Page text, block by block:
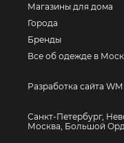
Магазины для дома
Города
Бренды
Все об одежде в
Разработка сайта WM
Санкт-Петербург,
Москва, Большой